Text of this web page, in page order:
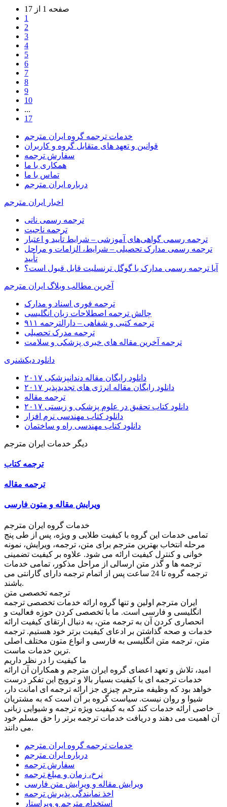
صفحه 1 از 17
1
2
3
4
5
6
7
8
9
10
...
17
خدمات ترجمه گروه ایران مترجم
قوانین و تعهد های متقابل گروه و کاربران
سفارش ترجمه
همکاری با ما
تماس با ما
درباره ایران مترجم
اخبار ایران مترجم
ترجمه رسمی ناتی
ترجمه ناجیت
ترجمه رسمی گواهی‌های آموزشی – شرایط تأیید و اعتبار
ترجمه رسمی مدارک تحصیلی – شرایط، الزامات و مراحل
تأیید
آیا ترجمه رسمی مدارک با گوگل ترنسلیت قابل قبول است؟
آخرین مطالب وبلاگ ایران مترجم
ترجمه فوری اسناد و مدارک
چالش ترجمه اصطلاحات زبان انگلیسی
ترجمه کتبی و شفاهی – دارالترجمه ۹۱۱
ترجمه مدرک تحصیلی
ترجمه آخرین مقاله های خبری پزشکی و سلامت
دانلود دیکشنری
دانلود رایگان مقاله دندانپزشکی ۲۰۱۷
دانلود رایگان مقاله انرژی های تجدیدپذیر ۲۰۱۷
ترجمه مقاله
دانلود کتاب تحقیق در علوم پزشکی و زیستی ۲۰۱۷
دانلود کتاب مهندسی نرم افزار
دانلود کتاب مهندسی راه و ساختمان
دیگر خدمات ایران مترجم
ترجمه کتاب
ترجمه مقاله
ویرایش مقاله و متون فارسی
خدمات گروه ایران مترجم
تمامی خدمات این گروه با کیفیت طلایی و ویژه، پس از طی پنج
مرحله انتخاب بهترین مترجم برای متن، ترجمه، ویرایش، نمونه
خوانی و کنترل کیفیت ارائه می شود. علاوه بر کیفیت تضمینی
ترجمه ها و گذر متن ارسالی از مراحل مذکور، تمامی خدمات
ترجمه گروه تا 24 ساعت پس از اتمام ترجمه دارای گارانتی می
باشند.
ترجمه تخصصی متن
ایران مترجم اولین و تنها گروه ارائه خدمات تخصصی ترجمه
انگلیسی و فارسی است. ما با تخصصی کردن حوزه فعالیت و
انحصاری کردن آن به ترجمه متن، به دنبال ارتقای کیفیت ارائه
خدمات و صحه گذاشتن بر ادعای کیفیت برتر خود هستیم. ترجمه
متن، ترجمه متن انگلیسی به فارسی و انواع متون مختلف اصلی
ترین خدمات ماست.
ما کیفیت را در نظر داریم
امید، تلاش و تعهد اعضای گروه ایران مترجم و همکاران آن ارائه
خدمات ترجمه ای با کیفیت بسیار بالا و ترویج این تفکر درست
خواهد بود که وظیفه مترجم چیزی جز ارائه ترجمه ای امانت دار،
شیوا و روان نیست. سیاست گروه بر آن است که به مشتریان
خاصی ارائه خدمات کند که به کیفیت ویژه ترجمه و شیوایی زبانی
آن اهمیت می دهند و دریافت خدمات ترجمه برتر را حق مسلم خود
می دانند.
خدمات ترجمه گروه ایران مترجم
درباره ایران مترجم
سفارش ترجمه
نرخ، زمان و مبلغ ترجمه
ویرایش مقاله و ویرایش متن فارسی
اخذ نمایندگی پذیرش ترجمه
استخدام مترجم و ویراستار